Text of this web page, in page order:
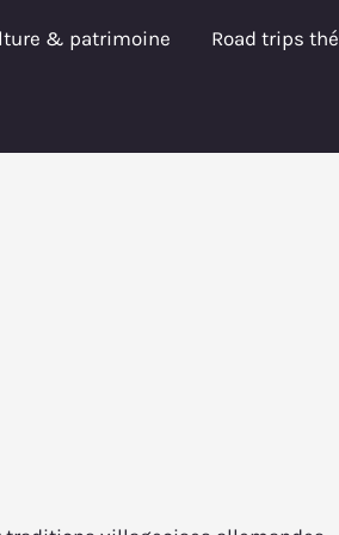
& patrimoine Road trips